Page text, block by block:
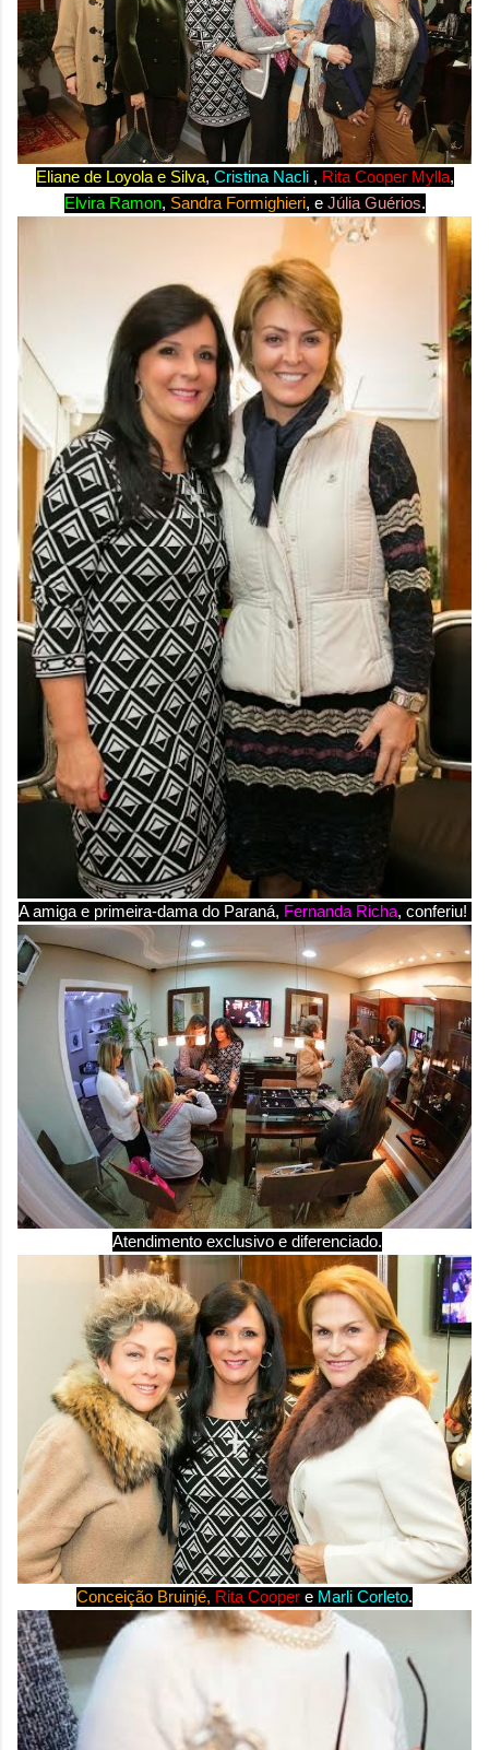
Eliane de Loyola e Silva, Cristina Nacli , Rita Cooper Mylla,
Elvira Ramon, Sandra Formighieri, e Júlia Guérios.
A amiga e primeira-dama do Paraná, Fernanda Richa, conferiu!
Atendimento exclusivo e diferenciado.
Conceição Bruinjé, Rita Cooper e Marli Corleto.